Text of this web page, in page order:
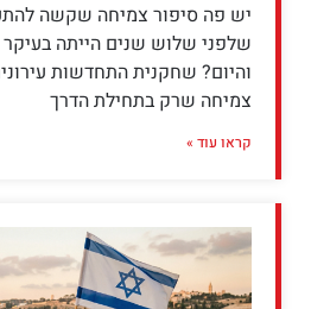
יש פה סיפור צמיחה שקשה
שלפני שלוש שנים הייתה בעיקר
והיום? שחקנית התחדשות
צמיחה שרק בתחילת הדרך
קראו עוד »